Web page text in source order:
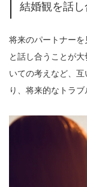
結婚観を話し
将来のパートナー
と話し合うことが
いての考えなど、
り、将来的なトラ